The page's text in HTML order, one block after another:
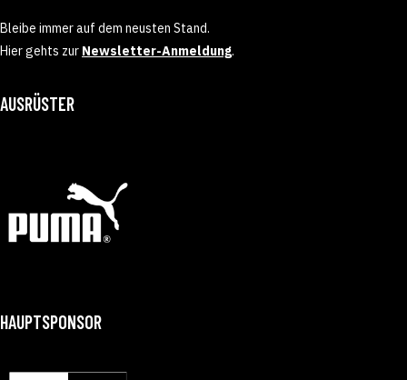
Bleibe immer auf dem neusten Stand.
Hier gehts zur Newsletter-Anmeldung.
AUSRÜSTER
HAUPTSPONSOR